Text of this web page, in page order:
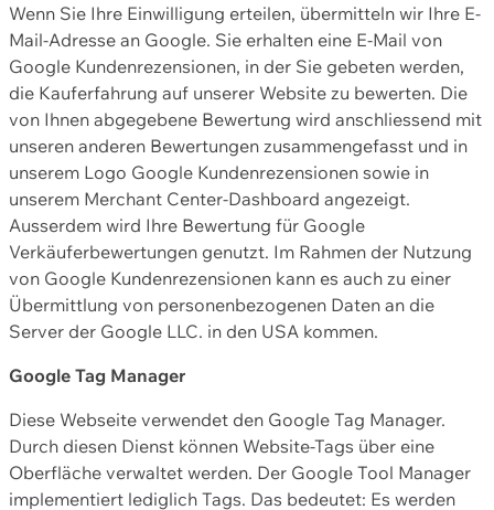
Wenn Sie Ihre Einwilligung erteilen, übermitteln wir Ihre E-
Mail-Adresse an Google. Sie erhalten eine E-Mail von
Google Kundenrezensionen, in der Sie gebeten werden,
die Kauferfahrung auf unserer Website zu bewerten. Die
von Ihnen abgegebene Bewertung wird anschliessend mit
unseren anderen Bewertungen zusammengefasst und in
unserem Logo Google Kundenrezensionen sowie in
unserem Merchant Center-Dashboard angezeigt.
Ausserdem wird Ihre Bewertung für Google
Verkäuferbewertungen genutzt. Im Rahmen der Nutzung
von Google Kundenrezensionen kann es auch zu einer
Übermittlung von personenbezogenen Daten an die
Server der Google LLC. in den USA kommen.
Google Tag Manager
Diese Webseite verwendet den Google Tag Manager.
Durch diesen Dienst können Website-Tags über eine
Oberfläche verwaltet werden. Der Google Tool Manager
implementiert lediglich Tags. Das bedeutet: Es werden